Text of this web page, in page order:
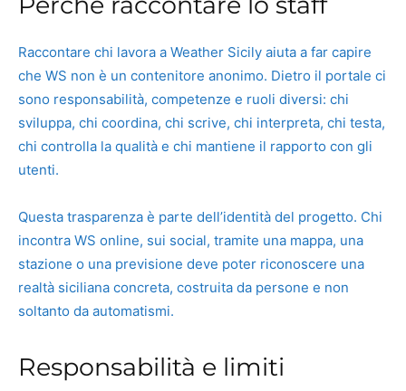
Raccontare chi lavora a Weather Sicily aiuta a far capire
che WS non è un contenitore anonimo. Dietro il portale ci
sono responsabilità, competenze e ruoli diversi: chi
sviluppa, chi coordina, chi scrive, chi interpreta, chi testa,
chi controlla la qualità e chi mantiene il rapporto con gli
utenti.
Questa trasparenza è parte dell’identità del progetto. Chi
incontra WS online, sui social, tramite una mappa, una
stazione o una previsione deve poter riconoscere una
realtà siciliana concreta, costruita da persone e non
soltanto da automatismi.
Responsabilità e limiti